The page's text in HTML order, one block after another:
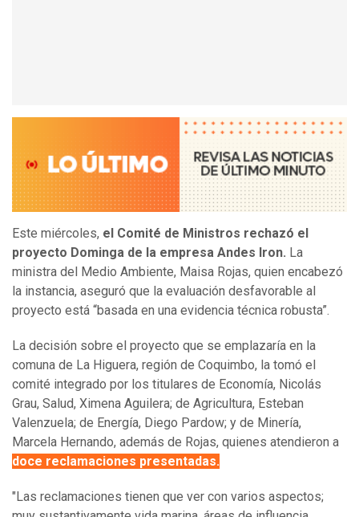
Este miércoles, el Comité de Ministros rechazó el
proyecto Dominga de la empresa Andes Iron. La
ministra del Medio Ambiente, Maisa Rojas, quien encabezó
la instancia, aseguró que la evaluación desfavorable al
proyecto está “basada en una evidencia técnica robusta”.
La decisión sobre el proyecto que se emplazaría en la
comuna de La Higuera, región de Coquimbo, la tomó el
comité integrado por los titulares de Economía, Nicolás
Grau, Salud, Ximena Aguilera; de Agricultura, Esteban
Valenzuela; de Energía, Diego Pardow; y de Minería,
Marcela Hernando, además de Rojas, quienes atendieron a
doce reclamaciones presentadas.
"Las reclamaciones tienen que ver con varios aspectos;